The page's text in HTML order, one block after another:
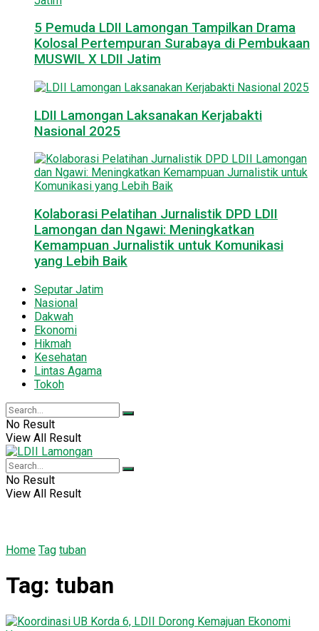
5 Pemuda LDII Lamongan Tampilkan Drama
Kolosal Pertempuran Surabaya di Pembukaan
MUSWIL X LDII Jatim
LDII Lamongan Laksanakan Kerjabakti
Nasional 2025
Kolaborasi Pelatihan Jurnalistik DPD LDII
Lamongan dan Ngawi: Meningkatkan
Kemampuan Jurnalistik untuk Komunikasi
yang Lebih Baik
Seputar Jatim
Nasional
Dakwah
Ekonomi
Hikmah
Kesehatan
Lintas Agama
Tokoh
No Result
View All Result
No Result
View All Result
Home Tag tuban
Tag: tuban